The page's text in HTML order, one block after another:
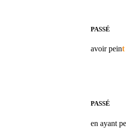
PASSÉ
avoirpeint
PASSÉ
en ayant